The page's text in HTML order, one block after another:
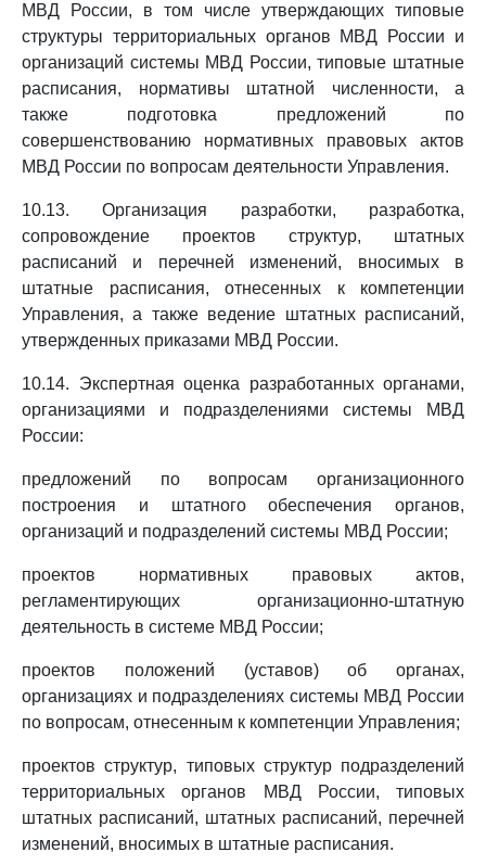
МВД России, в том числе утверждающих типовые
структуры территориальных органов МВД России и
организаций системы МВД России, типовые штатные
расписания, нормативы штатной численности, а
также подготовка предложений по
совершенствованию нормативных правовых актов
МВД России по вопросам деятельности Управления.
10.13. Организация разработки, разработка,
сопровождение проектов структур, штатных
расписаний и перечней изменений, вносимых в
штатные расписания, отнесенных к компетенции
Управления, а также ведение штатных расписаний,
утвержденных приказами МВД России.
10.14. Экспертная оценка разработанных органами,
организациями и подразделениями системы МВД
России:
предложений по вопросам организационного
построения и штатного обеспечения органов,
организаций и подразделений системы МВД России;
проектов нормативных правовых актов,
регламентирующих организационно-штатную
деятельность в системе МВД России;
проектов положений (уставов) об органах,
организациях и подразделениях системы МВД России
по вопросам, отнесенным к компетенции Управления;
проектов структур, типовых структур подразделений
территориальных органов МВД России, типовых
штатных расписаний, штатных расписаний, перечней
изменений, вносимых в штатные расписания.